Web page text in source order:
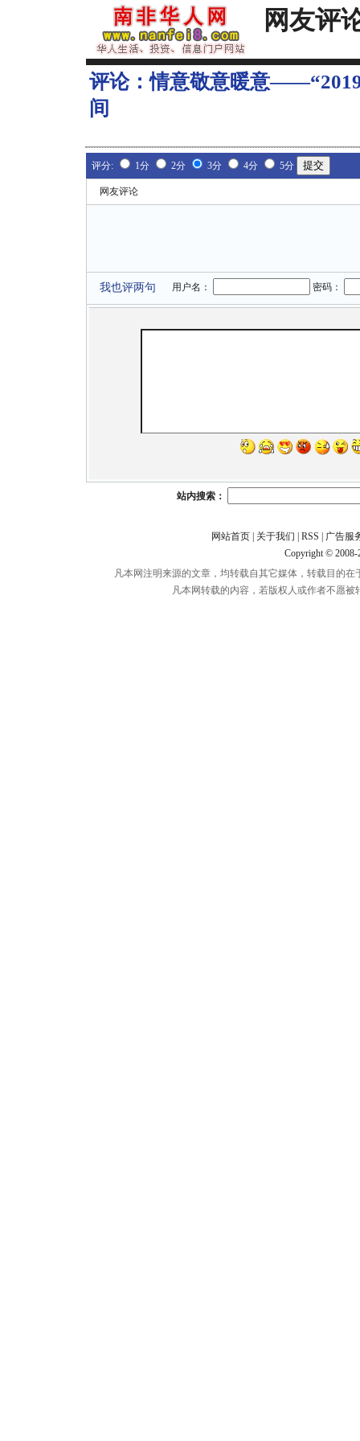
网友评
评论：情意敬意暖意
间
评分: 1分 2分 3分 4分 5分
网友评论
我也评两句 用户名： 密码：
站内搜索：
网站首页| 关于我们 RSS
广告服
Copyright ©
凡本网注明来源的文章，均转载自其它媒体，转载目的
凡本网转载的内容，若版权人或作者不愿